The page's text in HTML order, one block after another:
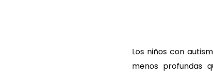
Los niños con
menos profundas